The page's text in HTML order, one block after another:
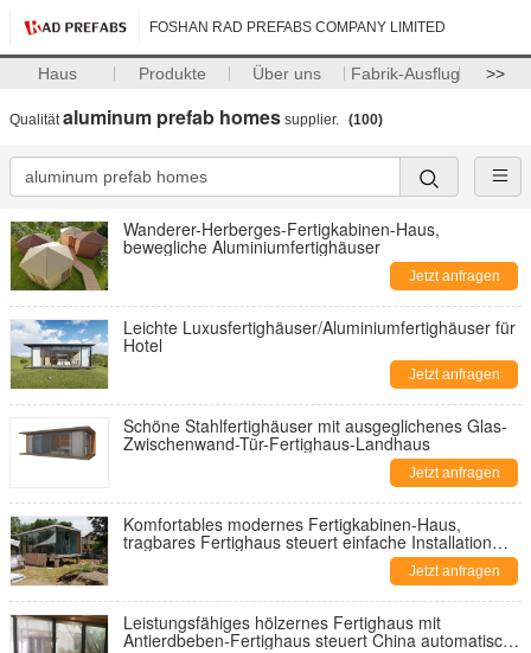
FOSHAN RAD PREFABS COMPANY LIMITED
Haus Produkte Über uns Fabrik-Ausflug >>
Qualitätaluminum prefab homes supplier. (100)
Wanderer-Herberges-Fertigkabinen-Haus,
bewegliche Aluminiumfertighäuser
Jetzt anfragen
Leichte Luxusfertighäuser/Aluminiumfertighäuser für
Hotel
Jetzt anfragen
Schöne Stahlfertighäuser mit ausgeglichenes Glas-
Zwischenwand-Tür-Fertighaus-Landhaus
Jetzt anfragen
Komfortables modernes Fertigkabinen-Haus,
tragbares Fertighaus steuert einfache Installation
Jetzt anfragen
Leistungsfähiges hölzernes Fertighaus mit
Antierdbeben-Fertighaus steuert China automatisch